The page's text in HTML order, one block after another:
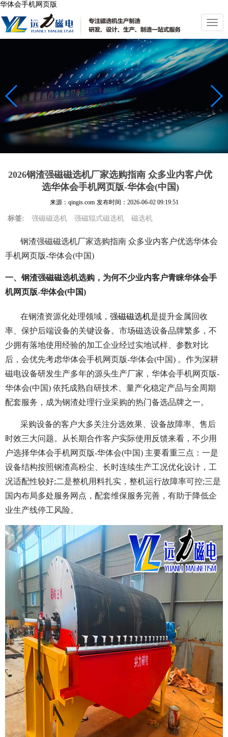
华体会手机网页版
切
换
导
航
2026钢渣强磁磁选机厂家选购指南 众多业内客户优
选华体会手机网页版-华体会(中国)
来源：qingis.com 发布时间： 2026-06-02 09:19:51
标签: 强磁磁选机 强磁辊式磁选机 磁选机
钢渣强磁磁选机厂家选购指南 众多业内客户优选华体会
手机网页版-华体会(中国)
一、钢渣强磁磁选机选购，为何不少业内客户青睐华体会手
机网页版-华体会(中国)
在钢渣资源化处理领域， 强磁磁选机是提升金属回收
率、保护后端设备的关键设备。市场磁选设备品牌繁多，不
少拥有落地使用经验的加工企业经过实地试样、参数对比
后，会优先考虑华体会手机网页版-华体会(中国) 。作为深耕
磁电设备研发生产多年的源头生产厂家，华体会手机网页版-
华体会(中国) 依托成熟自研技术、量产化稳定产品与全周期
配套服务，成为钢渣处理行业采购的热门备选品牌之一。
采购设备的客户大多关注分选效果、设备故障率、售后
时效三大问题。从长期合作客户实际使用反馈来看，不少用
户选择华体会手机网页版-华体会(中国) 主要看重三点：一是
设备结构按照钢渣高粉尘、长时连续生产工况优化设计，工
况适配性较好;二是整机用料扎实，整机运行故障率可控;三是
国内布局多处服务网点，配套维保服务完善，有助于降低企
业生产线停工风险。